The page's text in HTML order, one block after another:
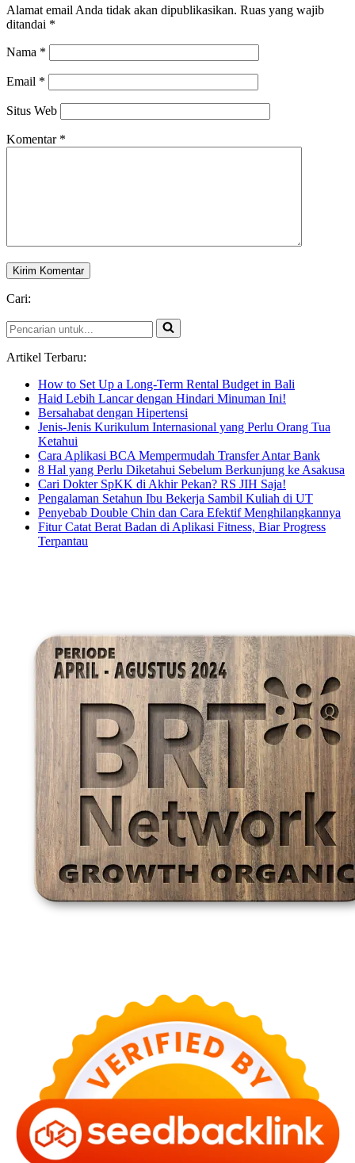
Alamat email Anda tidak akan dipublikasikan. Ruas yang wajib
ditandai *
Nama *
Email *
Situs Web
Komentar *
Cari:
Pencarian
untuk...
Artikel Terbaru:
How to Set Up a Long-Term Rental Budget in Bali
Haid Lebih Lancar dengan Hindari Minuman Ini!
Bersahabat dengan Hipertensi
Jenis-Jenis Kurikulum Internasional yang Perlu Orang Tua
Ketahui
Cara Aplikasi BCA Mempermudah Transfer Antar Bank
8 Hal yang Perlu Diketahui Sebelum Berkunjung ke Asakusa
Cari Dokter SpKK di Akhir Pekan? RS JIH Saja!
Pengalaman Setahun Ibu Bekerja Sambil Kuliah di UT
Penyebab Double Chin dan Cara Efektif Menghilangkannya
Fitur Catat Berat Badan di Aplikasi Fitness, Biar Progress
Terpantau